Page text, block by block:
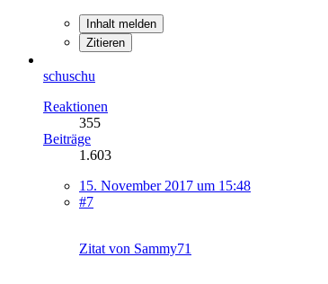
Inhalt melden
Zitieren
schuschu
Reaktionen
355
Beiträge
1.603
15. November 2017 um 15:48
#7
Zitat von Sammy71